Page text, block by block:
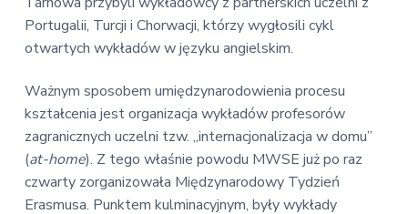
E
k
o
m
i
z
n
a
Portugalii, Turcji i Chorwacji, którzy wygłosili cykl
otwartych wykładów w języku angielskim.
Ważnym sposobem umiędzynarodowienia procesu
kształcenia jest organizacja wykładów profesorów
zagranicznych uczelni tzw. „internacjonalizacja w domu”
(at-home). Z tego właśnie powodu MWSE już po raz
czwarty zorganizowała Międzynarodowy Tydzień
Erasmusa. Punktem kulminacyjnym, były wykłady